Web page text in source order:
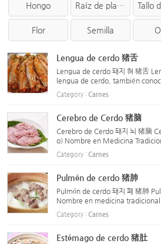
Hongo Raíz de planta
Flor Semilla
Lengua de cerdo 猪舌
Lengua de cerdo 돼지 혀 猪舌
lengua de cerdo, también
ai" en chino, es de color gris
Su membrana es lisa, sin bultos
Category : Carnes
Cerebro de Cerdo 猪脑
Cerebro de Cerdo 돼지 뇌 猪脑
o) Nombre en Medicina
cerdo Fuente: Cerebro del
tica Brisson), un animal de la
Category : Carnes
Pulmón de cerdo 猪肺
Pulmón de cerdo 돼지 폐 猪肺
Nombre en medicina
bre científico: Sus scrofa
Sabor y naturaleza Sabor:
Category : Carnes
Estómago de cerdo 猪肚